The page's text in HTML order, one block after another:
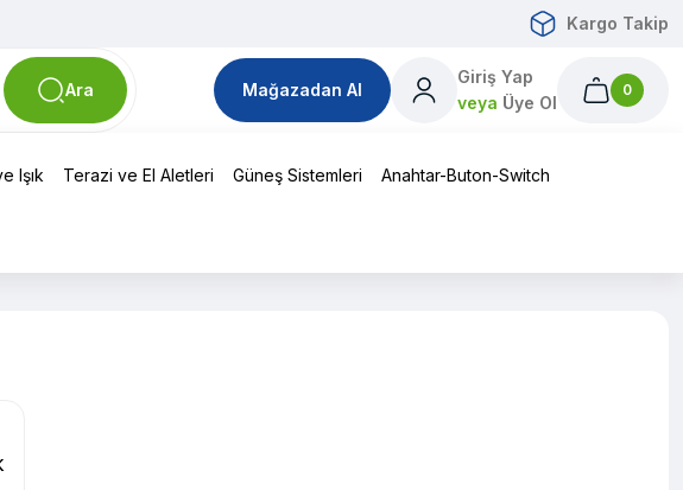
Kargo Takip
Ara Mağazadan Al
Giriş Yap
veya Üye Ol
0
Işık Terazi ve El Aletleri Güneş Sistemleri Anahtar-Buton-Switch